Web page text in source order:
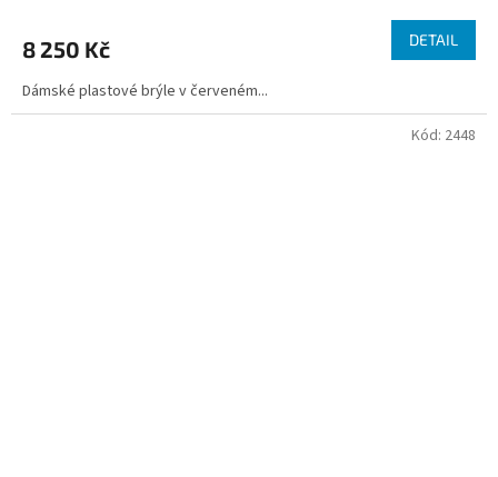
8 250 Kč DETAIL
Dámské plastové brýle v červeném...
Kód: 2448